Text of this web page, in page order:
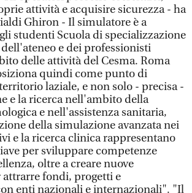
attività e acquisire sicurezza - ha
Ghiron - Il simulatore è a
studenti Scuola di specializzazione
e dei professionisti
delle attività del Cesma. Roma
quindi come punto di
laziale, e non solo - precisa -
e la ricerca nell'ambito della
e nell'assistenza sanitaria,
della simulazione avanzata nei
e la ricerca clinica rappresentano
per sviluppare competenze
oltre a creare nuove
fondi, progetti e
enti nazionali e internazionali". "Il